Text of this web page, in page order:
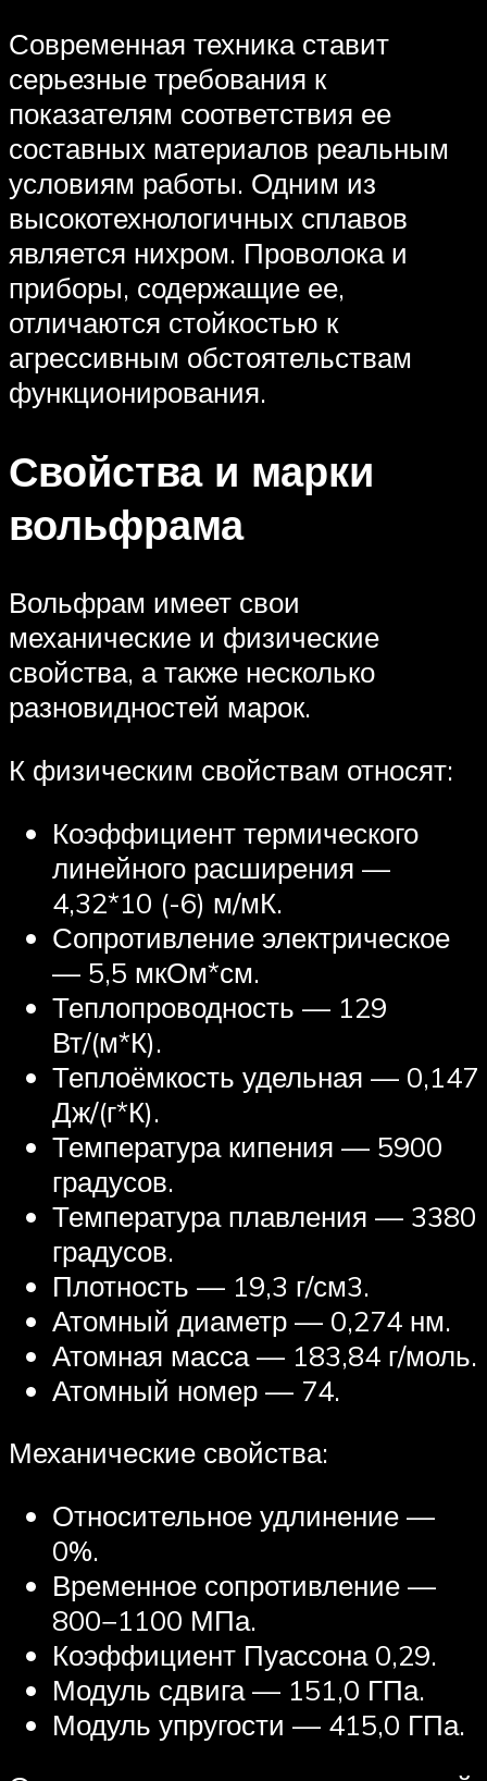
Современная техника ставит
серьезные требования к
показателям соответствия ее
составных материалов реальным
условиям работы. Одним из
высокотехнологичных сплавов
является нихром. Проволока и
приборы, содержащие ее,
отличаются стойкостью к
агрессивным обстоятельствам
функционирования.
Свойства и марки
вольфрама
Вольфрам имеет свои
механические и физические
свойства, а также несколько
разновидностей марок.
К физическим свойствам относят:
Коэффициент термического
линейного расширения —
4,32*10 (-6) м/мК.
Сопротивление электрическое
— 5,5 мкОм*см.
Теплопроводность — 129
Вт/(м*К).
Теплоёмкость удельная — 0,147
Дж/(г*К).
Температура кипения — 5900
градусов.
Температура плавления — 3380
градусов.
Плотность — 19,3 г/см3.
Атомный диаметр — 0,274 нм.
Атомная масса — 183,84 г/моль.
Атомный номер — 74.
Механические свойства:
Относительное удлинение —
0%.
Временное сопротивление —
800−1100 МПа.
Коэффициент Пуассона 0,29.
Модуль сдвига — 151,0 ГПа.
Модуль упругости — 415,0 ГПа.